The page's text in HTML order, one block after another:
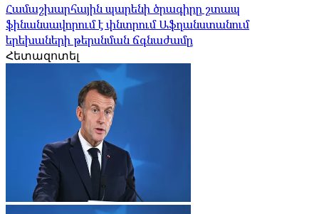
Համաշխարհային պարենի ծրագիրը շտապ
ֆինանսավորում է փնտրում Աֆղանստանում
երեխաների թերսնման ճգնաժամը
Հետազոտել